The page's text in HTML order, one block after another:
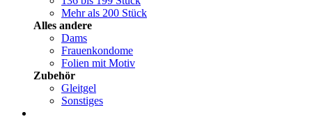
Mehr als 200 Stück
Alles andere
Dams
Frauenkondome
Folien mit Motiv
Zubehör
Gleitgel
Sonstiges